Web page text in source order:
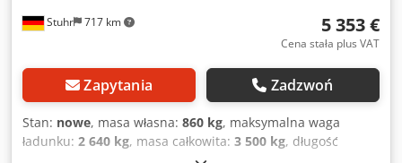
Stuhr 717 km 5 353 €
Cena stała plus VAT
Zapytania Zadzwoń
Stan: nowe, masa własna: 860 kg, maksymalna waga
ładunku: 2 640 kg, masa całkowita: 3 500 kg, długość